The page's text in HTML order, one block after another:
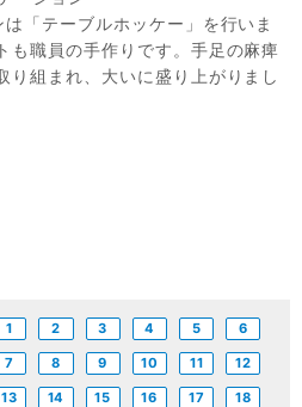
「テーブルホッケー」を行いま
も職員の手作りです。手足の麻痺
り組まれ、大いに盛り上がりまし
1 2 3 4 5 6
7 8 9 10 11 12
13 14 15 16 17 18